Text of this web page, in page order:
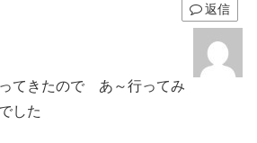
返信
てきたので あ～行ってみ
した